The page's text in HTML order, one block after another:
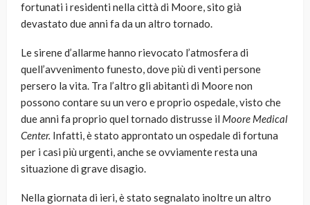
fortunati i residenti nella città di Moore, sito già
devastato due anni fa da un altro tornado.
Le sirene d’allarme hanno rievocato l’atmosfera di
quell’avvenimento funesto, dove più di venti persone
persero la vita. Tra l’altro gli abitanti di Moore non
possono contare su un vero e proprio ospedale, visto che
due anni fa proprio quel tornado distrusse il Moore Medical
Center. Infatti, è stato approntato un ospedale di fortuna
per i casi più urgenti, anche se ovviamente resta una
situazione di grave disagio.
Nella giornata di ieri, è stato segnalato inoltre un altro